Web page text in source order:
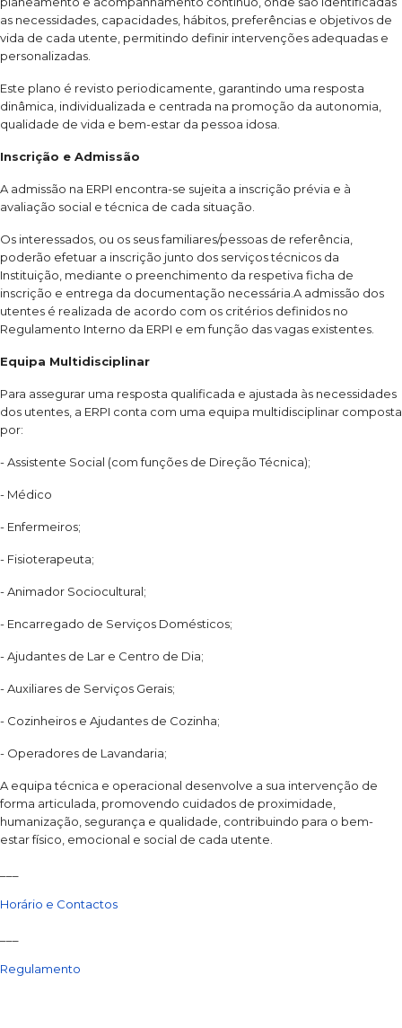
as necessidades, capacidades, hábitos, preferências e objetivos de
vida de cada utente, permitindo definir intervenções adequadas e
personalizadas.
Este plano é revisto periodicamente, garantindo uma resposta
dinâmica, individualizada e centrada na promoção da autonomia,
qualidade de vida e bem-estar da pessoa idosa.
Inscrição e Admissão
A admissão na ERPI encontra-se sujeita a inscrição prévia e à
avaliação social e técnica de cada situação.
Os interessados, ou os seus familiares/pessoas de referência,
poderão efetuar a inscrição junto dos serviços técnicos da
Instituição, mediante o preenchimento da respetiva ficha de
inscrição e entrega da documentação necessária.A admissão dos
utentes é realizada de acordo com os critérios definidos no
Regulamento Interno da ERPI e em função das vagas existentes.
Equipa Multidisciplinar
Para assegurar uma resposta qualificada e ajustada às necessidades
dos utentes, a ERPI conta com uma equipa multidisciplinar composta
por:
- Assistente Social (com funções de Direção Técnica);
- Médico
- Enfermeiros;
- Fisioterapeuta;
- Animador Sociocultural;
- Encarregado de Serviços Domésticos;
- Ajudantes de Lar e Centro de Dia;
- Auxiliares de Serviços Gerais;
- Cozinheiros e Ajudantes de Cozinha;
- Operadores de Lavandaria;
A equipa técnica e operacional desenvolve a sua intervenção de
forma articulada, promovendo cuidados de proximidade,
humanização, segurança e qualidade, contribuindo para o bem-
estar físico, emocional e social de cada utente.
Horário e Contactos
Regulamento